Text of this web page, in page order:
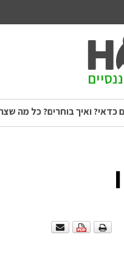
כדאי? ואיך בוחרים? כל מה